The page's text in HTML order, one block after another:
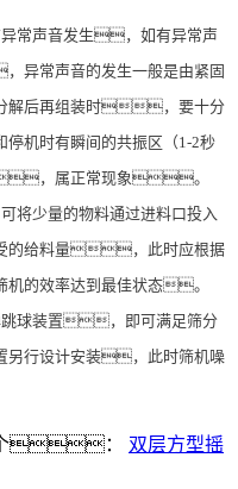
常声音发生，如有异常声
常声音的发生一般是由紧固
解后再组装时，要十分
机时有瞬间的共振区（1-2秒
，属正常现象。
少量的物料通过进料口投入
的给料量，此时应根据
的效率达到最佳状态。
球装置，即可满足筛分
行设计安装，此时筛机噪
： 双层方型摇